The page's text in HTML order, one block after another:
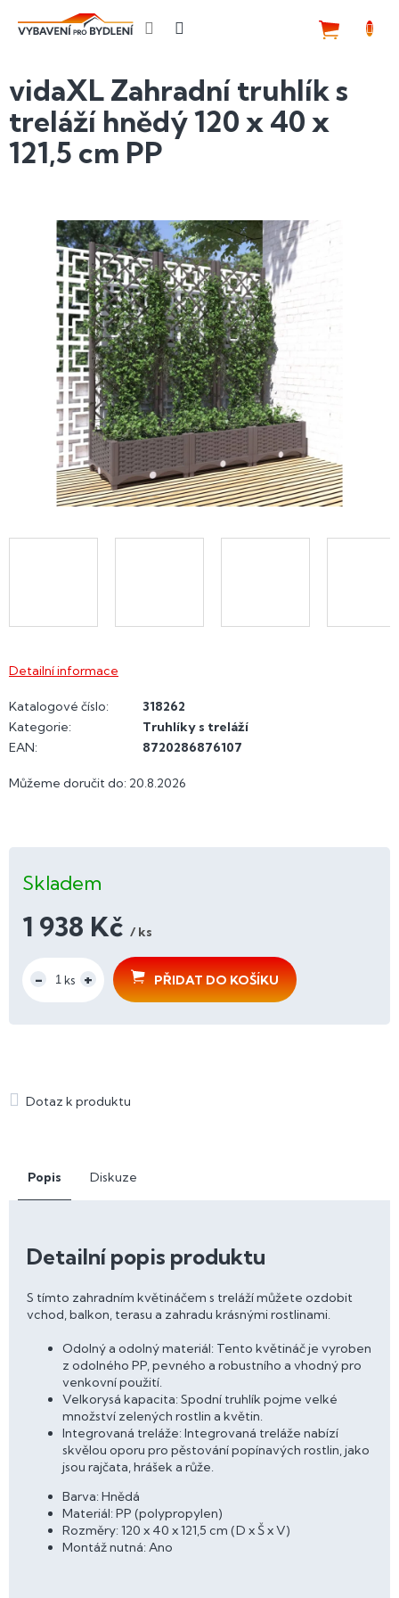
vidaXL Zahradní truhlík s
treláží hnědý 120 x 40 x
121,5 cm PP
Můžeme doručit do: 20.8.2026
Skladem
1 938 Kč / ks
cena:
PŘIDAT DO KOŠÍKU
Detailní informace
Katalogové číslo:
318262
Kategorie:
Truhlíky s treláží
EAN: 8720286876107
Popis Diskuze
Detailní popis produktu
S tímto zahradním květináčem s treláží můžete ozdobit
vchod, balkon, terasu a zahradu krásnými rostlinami.
Odolný a odolný materiál: Tento květináč je vyroben
z odolného PP, pevného a robustního a vhodný pro
venkovní použití.
Velkorysá kapacita: Spodní truhlík pojme velké
množství zelených rostlin a květin.
Integrovaná treláže: Integrovaná treláže nabízí
skvělou oporu pro pěstování popínavých rostlin, jako
jsou rajčata, hrášek a růže.
Barva: Hnědá
Materiál: PP (polypropylen)
Rozměry: 120 x 40 x 121,5 cm (D x Š x V)
Montáž nutná: Ano